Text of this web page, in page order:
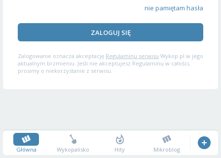
nie pamiętam hasła
ZALOGUJ SIĘ
Zalogowanie oznacza akceptację Regulaminu serwisu Wykop.pl w jego
aktualnym brzmieniu. Jeśli nie akceptujesz Regulaminu w całości,
prosimy o niekorzystanie z serwisu.
Główna Wykopalisko Hity Mikroblog